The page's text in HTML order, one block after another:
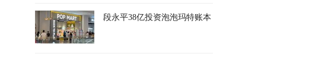
段永平38亿投资泡泡玛特账本